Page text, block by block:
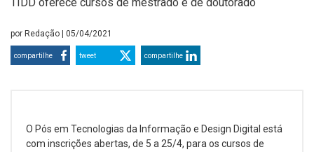
por Redação | 05/04/2021
compartilhe tweet compartilhe
O Pós em Tecnologias da Informação e Design Digital está
com inscrições abertas, de 5 a 25/4, para os cursos de